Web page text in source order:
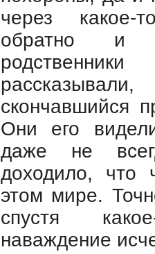
через какое-
обратно и
скончавшийся
Они его
даже не
доходило, что
этом мире.
спустя
наваждение